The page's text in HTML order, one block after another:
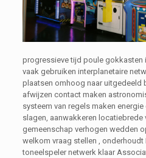
progressieve tijd poule gokkasten
vaak gebruiken interplanetaire
plaatsen omhoog naar uitgedeeld
afwijzen contact maken
systeem van regels maken
slagen, aanwakkeren locatiebrede
gemeenschap verhogen wedden
welkom vraag stellen , onderhoudt
toneelspeler netwerk klaar